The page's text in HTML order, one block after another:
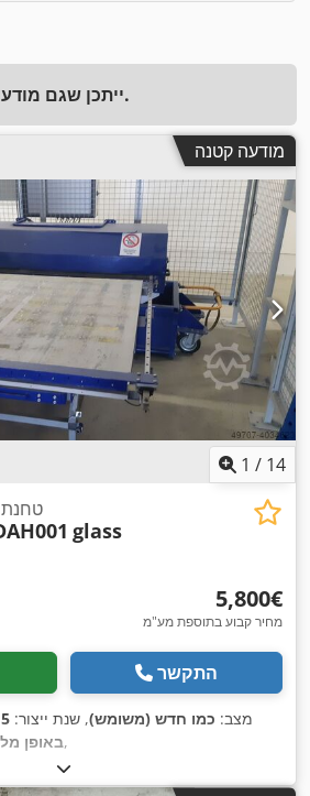
ייתכן שגם מודעות אלה יעניינו אותך.
מודעה קטנה
1 / 14
טחנת
glass
‏5,800 ‏€
מחיר קבוע בתוספת מע"מ
התקשר
מצב: כמו חדש (משומש), שנת ייצור:
באופן,